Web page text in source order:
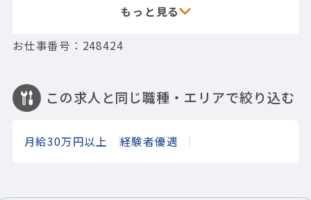
お仕事番号：248424
この求人と同じ職種・エリアで絞り込む
月給30万円以上 経験者優遇